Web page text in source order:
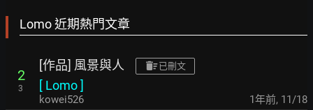
Lomo 近期熱門文章
2
3
[作品] 風景與人 已刪文
[ Lomo]
kowei526 1年前, 11/18